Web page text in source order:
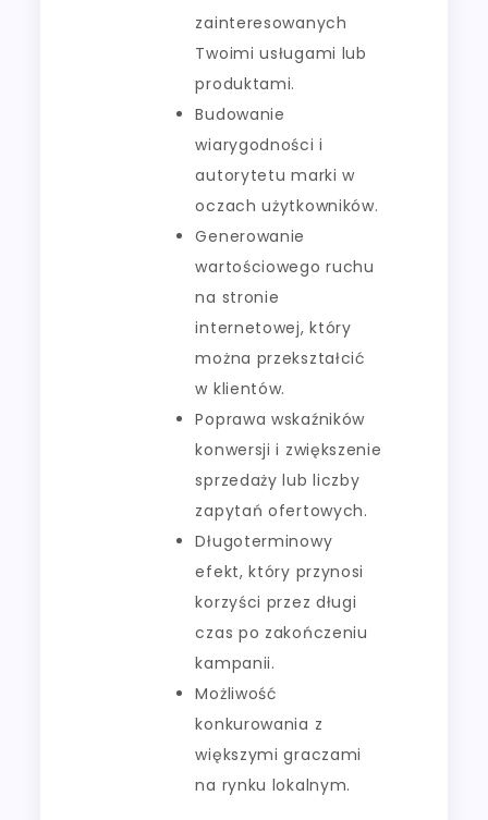
zainteresowanych
Twoimi usługami lub
produktami.
Budowanie
wiarygodności i
autorytetu marki w
oczach użytkowników.
Generowanie
wartościowego ruchu
na stronie
internetowej, który
można przekształcić
w klientów.
Poprawa wskaźników
konwersji i zwiększenie
sprzedaży lub liczby
zapytań ofertowych.
Długoterminowy
efekt, który przynosi
korzyści przez długi
czas po zakończeniu
kampanii.
Możliwość
konkurowania z
większymi graczami
na rynku lokalnym.